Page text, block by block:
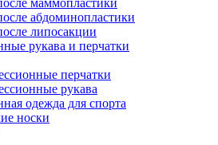
маммопластики
абдоминопластики
липосакции
рукава и перчатки
перчатки
рукава
одежда для спорта
носки